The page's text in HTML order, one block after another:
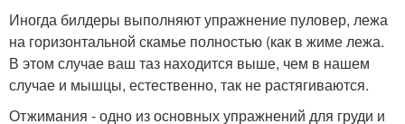
Иногда билдеры выполняют упражнение пуловер, лежа
на горизонтальной скамье полностью (как в жиме лежа.
В этом случае ваш таз находится выше, чем в нашем
случае и мышцы, естественно, так не растягиваются.
Отжимания - одно из основных упражнений для груди и